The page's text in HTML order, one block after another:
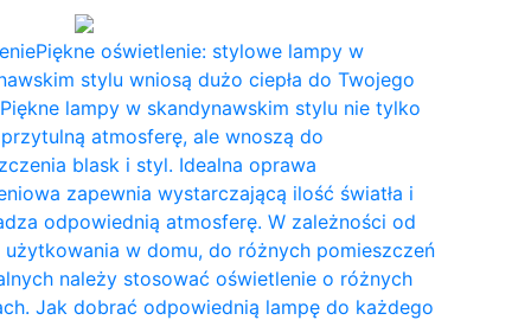
Piękne oświetlenie: stylowe lampy w
stylu wniosą dużo ciepła do Twojego
lampy w skandynawskim stylu nie tylko
atmosferę, ale wnoszą do
blask i styl. Idealna oprawa
zapewnia wystarczającą ilość światła i
odpowiednią atmosferę. W zależności od
użytkowania w domu, do różnych pomieszczeń
należy stosować oświetlenie o różnych
Jak dobrać odpowiednią lampę do każdego